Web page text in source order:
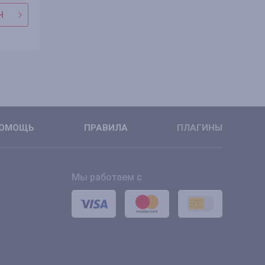
ПРАВИЛА ПЛАГИНЫ
Мы работаем с